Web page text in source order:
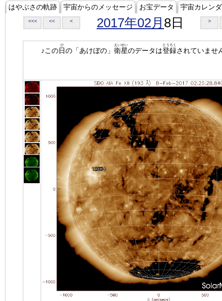
はやぶさの軌跡 宇宙からのメッセージ お宝データ 宇宙カレン
<<< << < 2017年02月 8日 >
♪この日
ひ
の「あけぼの」 衛星
えいせい
のデータは登録
とうろく
されていませ